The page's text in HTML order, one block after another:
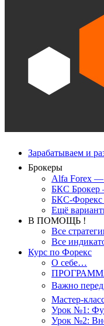
Зарабатываем и
Брокеры
Alfa Forex —
БКС
БКС-
Ещё
В ПОМОЩЬ !
Все
Все
Курс по Форекс
О себе…
Важно перед
Мастер-
Урок №1:
Урок №2: